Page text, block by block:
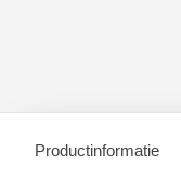
Productinformatie